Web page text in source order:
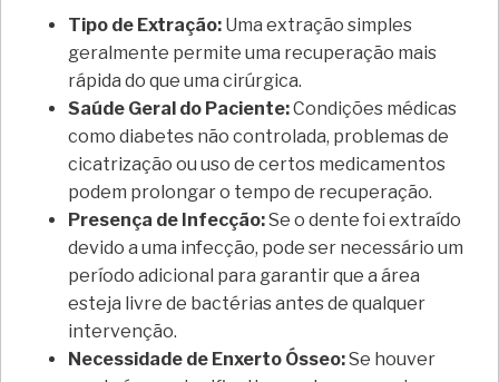
Tipo de Extração: Uma extração simples
geralmente permite uma recuperação mais
rápida do que uma cirúrgica.
Saúde Geral do Paciente:Condições médicas
como diabetes não controlada, problemas de
cicatrização ou uso de certos medicamentos
podem prolongar o tempo de recuperação.
Presença de Infecção:Se o dente foi extraído
devido a uma infecção, pode ser necessário um
período adicional para garantir que a área
esteja livre de bactérias antes de qualquer
intervenção.
Necessidade de Enxerto Ósseo:Se houver